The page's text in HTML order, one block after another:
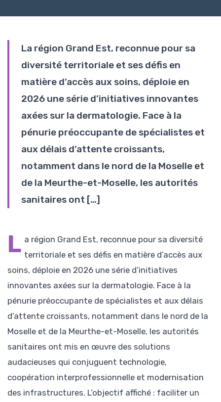
La région Grand Est, reconnue pour sa
diversité territoriale et ses défis en
matière d’accès aux soins, déploie en
2026 une série d’initiatives innovantes
axées sur la dermatologie. Face à la
pénurie préoccupante de spécialistes et
aux délais d’attente croissants,
notamment dans le nord de la Moselle et
de la Meurthe-et-Moselle, les autorités
sanitaires ont […]
L a région Grand Est, reconnue pour sa diversité
territoriale et ses défis en matière d’accès aux
soins, déploie en 2026 une série d’initiatives
innovantes axées sur la dermatologie. Face à la
pénurie préoccupante de spécialistes et aux délais
d’attente croissants, notamment dans le nord de la
Moselle et de la Meurthe-et-Moselle, les autorités
sanitaires ont mis en œuvre des solutions
audacieuses qui conjuguent technologie,
coopération interprofessionnelle et modernisation
des infrastructures. L’objectif affiché : faciliter un